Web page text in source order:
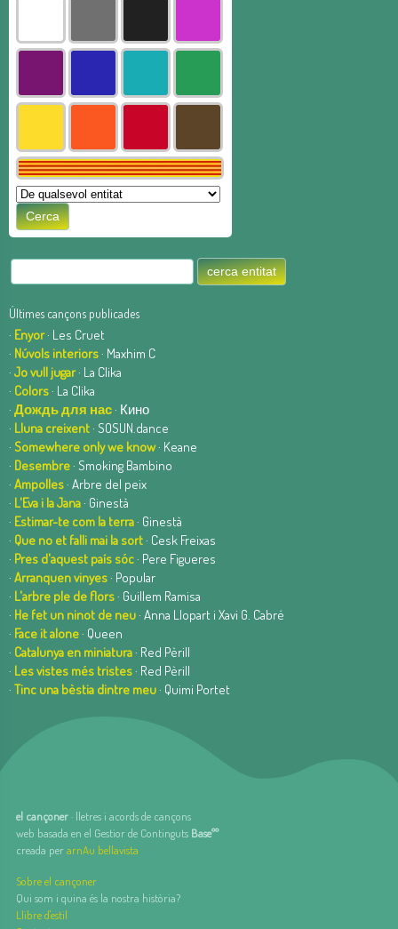
Últimes cançons publicades
· Enyor· Les Cruet
· Núvols interiors· Maxhim C
· Jo vull jugar· La Clika
· Colors· La Clika
· Дождь для нас· Кино
· Lluna creixent· SOSUN.dance
· Somewhere only we know· Keane
· Desembre· Smoking Bambino
· Ampolles· Arbre del peix
· L'Eva i la Jana· Ginestà
· Estimar-te com la terra· Ginestà
· Que no et falli mai la sort· Cesk Freixas
· Pres d'aquest país sóc· Pere Figueres
· Arranquen vinyes· Popular
· L'arbre ple de flors· Guillem Ramisa
· He fet un ninot de neu· Anna Llopart i Xavi G. Cabré
· Face it alone· Queen
· Catalunya en miniatura· Red Pèrill
· Les vistes més tristes· Red Pèrill
· Tinc una bèstia dintre meu· Quimi Portet
el cançoner · lletres i acords de cançons
web basada en el Gestior de Continguts Baseºº
creada perarnAu bellavista
Sobre el cançoner
Qui som i quina és la nostra història?
Llibre d'estil